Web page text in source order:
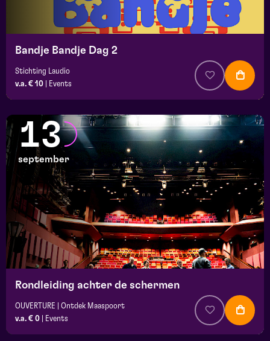
Bandje Bandje Dag 2
Stichting Laudio
v.a. € 10
Events
13
september
Rondleiding achter de schermen
OUVERTURE | Ontdek Maaspoort
v.a. € 0
Events